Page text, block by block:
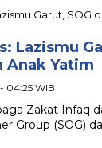
Lazismu
Anak Yatim
04:25 WIB
Zakat Infaq
Group (SOG)